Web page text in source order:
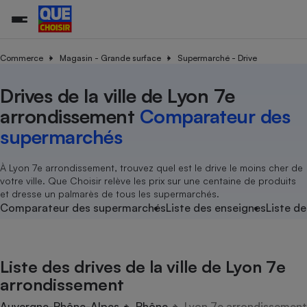
Commerce Magasin - Grande surface Supermarché - Drive
Drives de la ville de Lyon 7e
arrondissement Comparateur des
supermarchés
À Lyon 7e arrondissement, trouvez quel est le drive le moins cher de
votre ville. Que Choisir relève les prix sur une centaine de produits
et dresse un palmarès de tous les supermarchés.
Comparateur des supermarchésListe des enseignesListe
Liste des drives de la ville de Lyon 7e
arrondissement
Nutrition
Assurance auto
Magasin - Grande surface
Marketing - Fidélisation
Organismes de défense
Système judiciairegratuit
Air
Energie
Achat - Vente - Travaux
Location
Sport
Vacances - Tourisme
électrique
Démarche administrative
Senior
Service marchand
Train
Transport aérien
Toutes les actualités
Enquêtes
Guides d'achat
Conseils
Brèves
Tous les services
Soumettre un litige
Lettres types
Tous nos combats
Nos actions
Nos grandes victoires
Les billets de la présidente
Nos associations locales
Nous rejoindre
nous ?
L’association
Nos missions
Notre méthodologie
Notre financement
Nos partenaires
Nous rejoindre